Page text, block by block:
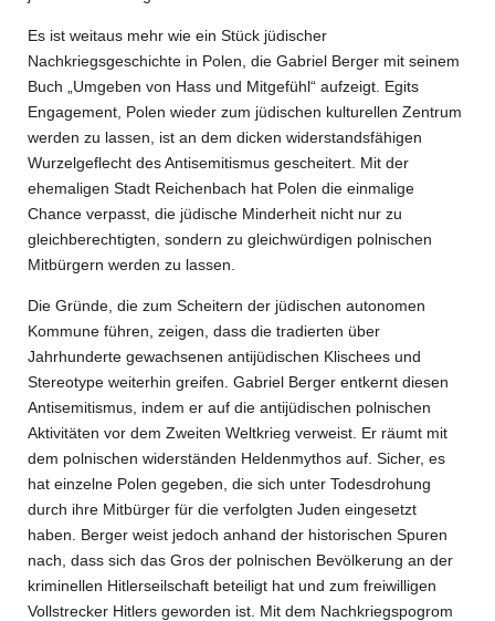
Es ist weitaus mehr wie ein Stück jüdischer
Nachkriegsgeschichte in Polen, die Gabriel Berger mit seinem
Buch „Umgeben von Hass und Mitgefühl“ aufzeigt. Egits
Engagement, Polen wieder zum jüdischen kulturellen Zentrum
werden zu lassen, ist an dem dicken widerstandsfähigen
Wurzelgeflecht des Antisemitismus gescheitert. Mit der
ehemaligen Stadt Reichenbach hat Polen die einmalige
Chance verpasst, die jüdische Minderheit nicht nur zu
gleichberechtigten, sondern zu gleichwürdigen polnischen
Mitbürgern werden zu lassen.
Die Gründe, die zum Scheitern der jüdischen autonomen
Kommune führen, zeigen, dass die tradierten über
Jahrhunderte gewachsenen antijüdischen Klischees und
Stereotype weiterhin greifen. Gabriel Berger entkernt diesen
Antisemitismus, indem er auf die antijüdischen polnischen
Aktivitäten vor dem Zweiten Weltkrieg verweist. Er räumt mit
dem polnischen widerständen Heldenmythos auf. Sicher, es
hat einzelne Polen gegeben, die sich unter Todesdrohung
durch ihre Mitbürger für die verfolgten Juden eingesetzt
haben. Berger weist jedoch anhand der historischen Spuren
nach, dass sich das Gros der polnischen Bevölkerung an der
kriminellen Hitlerseilschaft beteiligt hat und zum freiwilligen
Vollstrecker Hitlers geworden ist. Mit dem Nachkriegspogrom